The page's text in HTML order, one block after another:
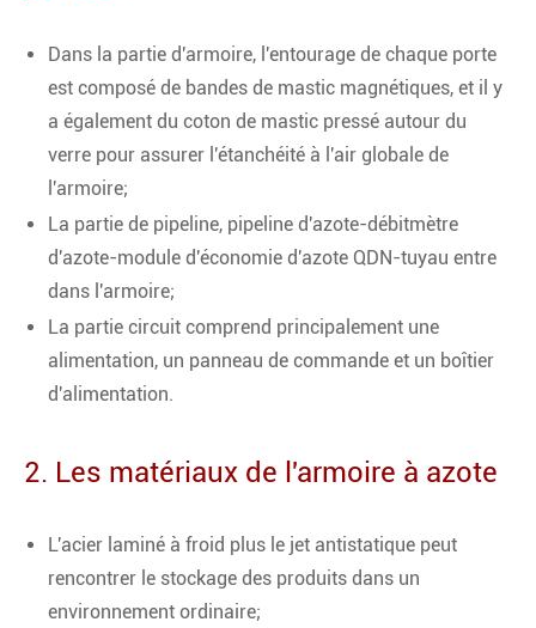
Dans la partie d'armoire, l'entourage de chaque porte
est composé de bandes de mastic magnétiques, et il y
a également du coton de mastic pressé autour du
verre pour assurer l'étanchéité à l'air globale de
l'armoire;
La partie de pipeline, pipeline d'azote-débitmètre
d'azote-module d'économie d'azote QDN-tuyau entre
dans l'armoire;
La partie circuit comprend principalement une
alimentation, un panneau de commande et un boîtier
d'alimentation.
2. Les matériaux de l'armoire à azote
L'acier laminé à froid plus le jet antistatique peut
rencontrer le stockage des produits dans un
environnement ordinaire;